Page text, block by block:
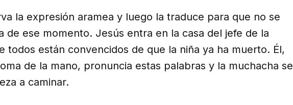
la expresión aramea y luego la traduce para que no se
de ese momento. Jesús entra en la casa del jefe de la
todos están convencidos de que la niña ya ha muerto. Él,
de la mano, pronuncia estas palabras y la muchacha se
a caminar.